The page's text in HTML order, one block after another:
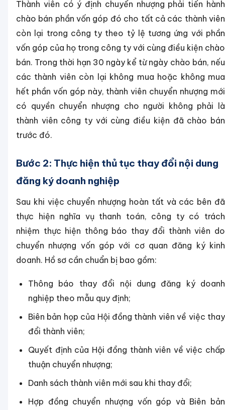
Thành viên có ý định chuyển nhượng phải tiến hành
chào bán phần vốn góp đó cho tất cả các thành viên
còn lại trong công ty theo tỷ lệ tương ứng với phần
vốn góp của họ trong công ty với cùng điều kiện chào
bán. Trong thời hạn 30 ngày kể từ ngày chào bán, nếu
các thành viên còn lại không mua hoặc không mua
hết phần vốn góp này, thành viên chuyển nhượng mới
có quyền chuyển nhượng cho người không phải là
thành viên công ty với cùng điều kiện đã chào bán
trước đó.
Bước 2: Thực hiện thủ tục thay đổi nội dung
đăng ký doanh nghiệp
Sau khi việc chuyển nhượng hoàn tất và các bên đã
thực hiện nghĩa vụ thanh toán, công ty có trách
nhiệm thực hiện thông báo thay đổi thành viên do
chuyển nhượng vốn góp với cơ quan đăng ký kinh
doanh. Hồ sơ cần chuẩn bị bao gồm:
Thông báo thay đổi nội dung đăng ký doanh
nghiệp theo mẫu quy định;
Biên bản họp của Hội đồng thành viên về việc thay
đổi thành viên;
Quyết định của Hội đồng thành viên về việc chấp
thuận chuyển nhượng;
Danh sách thành viên mới sau khi thay đổi;
Hợp đồng chuyển nhượng vốn góp và Biên bản